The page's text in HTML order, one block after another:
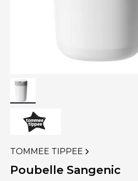
VOIR
PLUS
DE
TOMMEE TIPPEE
Poubelle Sangenic